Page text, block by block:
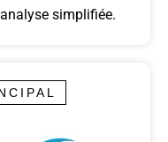
simplifiée.